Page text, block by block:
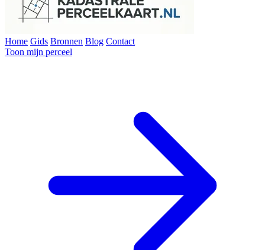
Home Gids Bronnen Blog Contact
Toon mijn perceel